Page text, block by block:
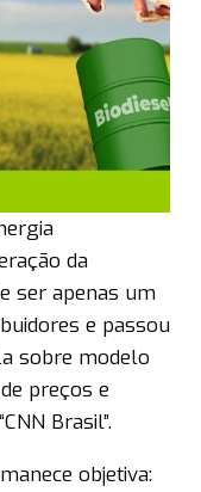
da
ser apenas um
e passou
sobre modelo
preços e
Brasil”.
objetiva: